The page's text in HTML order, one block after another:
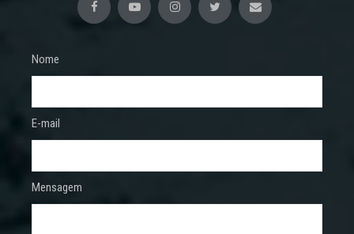
Nome
E-mail
Mensagem